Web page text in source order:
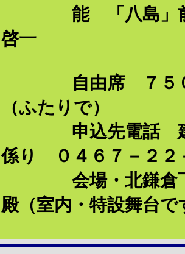
能 「八島」前シ
啓一
自由席 ７５００
（ふたりで）
申込先電話 建長
係り ０４６７－２２
会場・北鎌倉下
殿（室内・特設舞台で